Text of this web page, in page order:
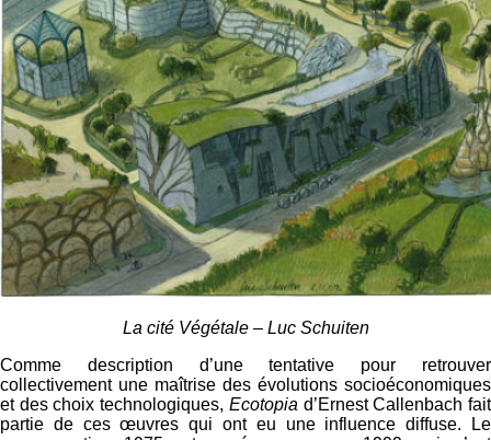
La cité Végétale – Luc Schuiten
Comme description d’une tentative pour retrouver
collectivement une maîtrise des évolutions socioéconomiques
et des choix technologiques, Ecotopia d’Ernest Callenbach fait
partie de ces œuvres qui ont eu une influence diffuse. Le